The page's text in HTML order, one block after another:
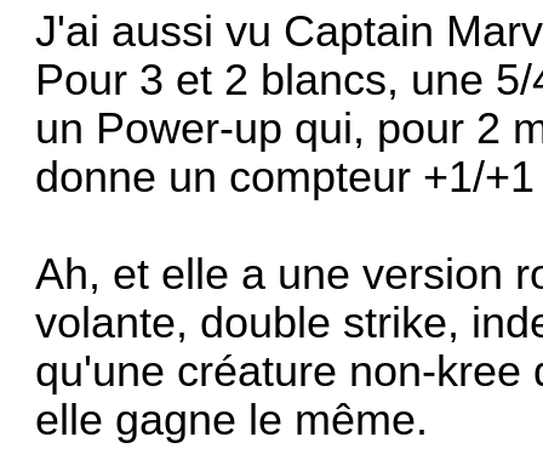
J'ai aussi vu Captain
Pour 3 et 2 blancs, une
un Power-up qui, pour 2
donne un compteur +1/
Ah, et elle a une version
volante, double strike,
qu'une créature non-kree
elle gagne le même.